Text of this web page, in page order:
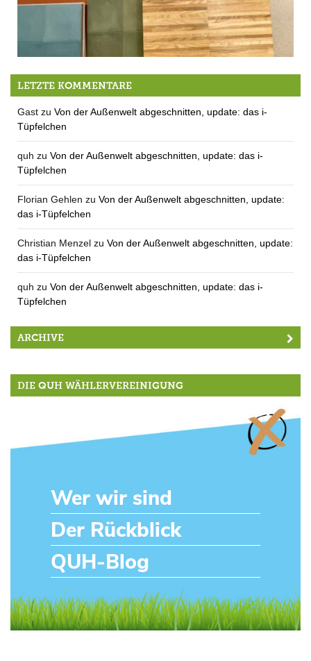
Neues aus dem Gemeinderat: die Sitzung vom 25.10.22
LETZTE KOMMENTARE
Gast zu Von der Außenwelt abgeschnitten, update: das i-
Tüpfelchen
quh zu Von der Außenwelt abgeschnitten, update: das i-
Tüpfelchen
Florian Gehlen zu Von der Außenwelt abgeschnitten, update:
das i-Tüpfelchen
Christian Menzel zu Von der Außenwelt abgeschnitten, update:
das i-Tüpfelchen
quh zu Von der Außenwelt abgeschnitten, update: das i-
Tüpfelchen
ARCHIVE
DIE QUH WÄHLERVEREINIGUNG
Wer wir sind
Der Rückblick
QUH-Blog